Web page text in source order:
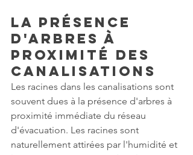
La présence
d'arbres à
proximité des
canalisations
Les racines dans les canalisations sont
souvent dues à la présence d'arbres à
proximité immédiate du réseau
d'évacuation. Les racines sont
naturellement attirées par l'humidité et